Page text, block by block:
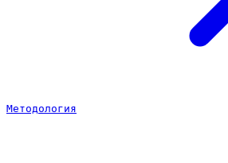
Методология